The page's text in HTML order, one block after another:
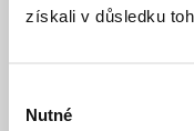
získali v důsledku
souhlasu
Nutné